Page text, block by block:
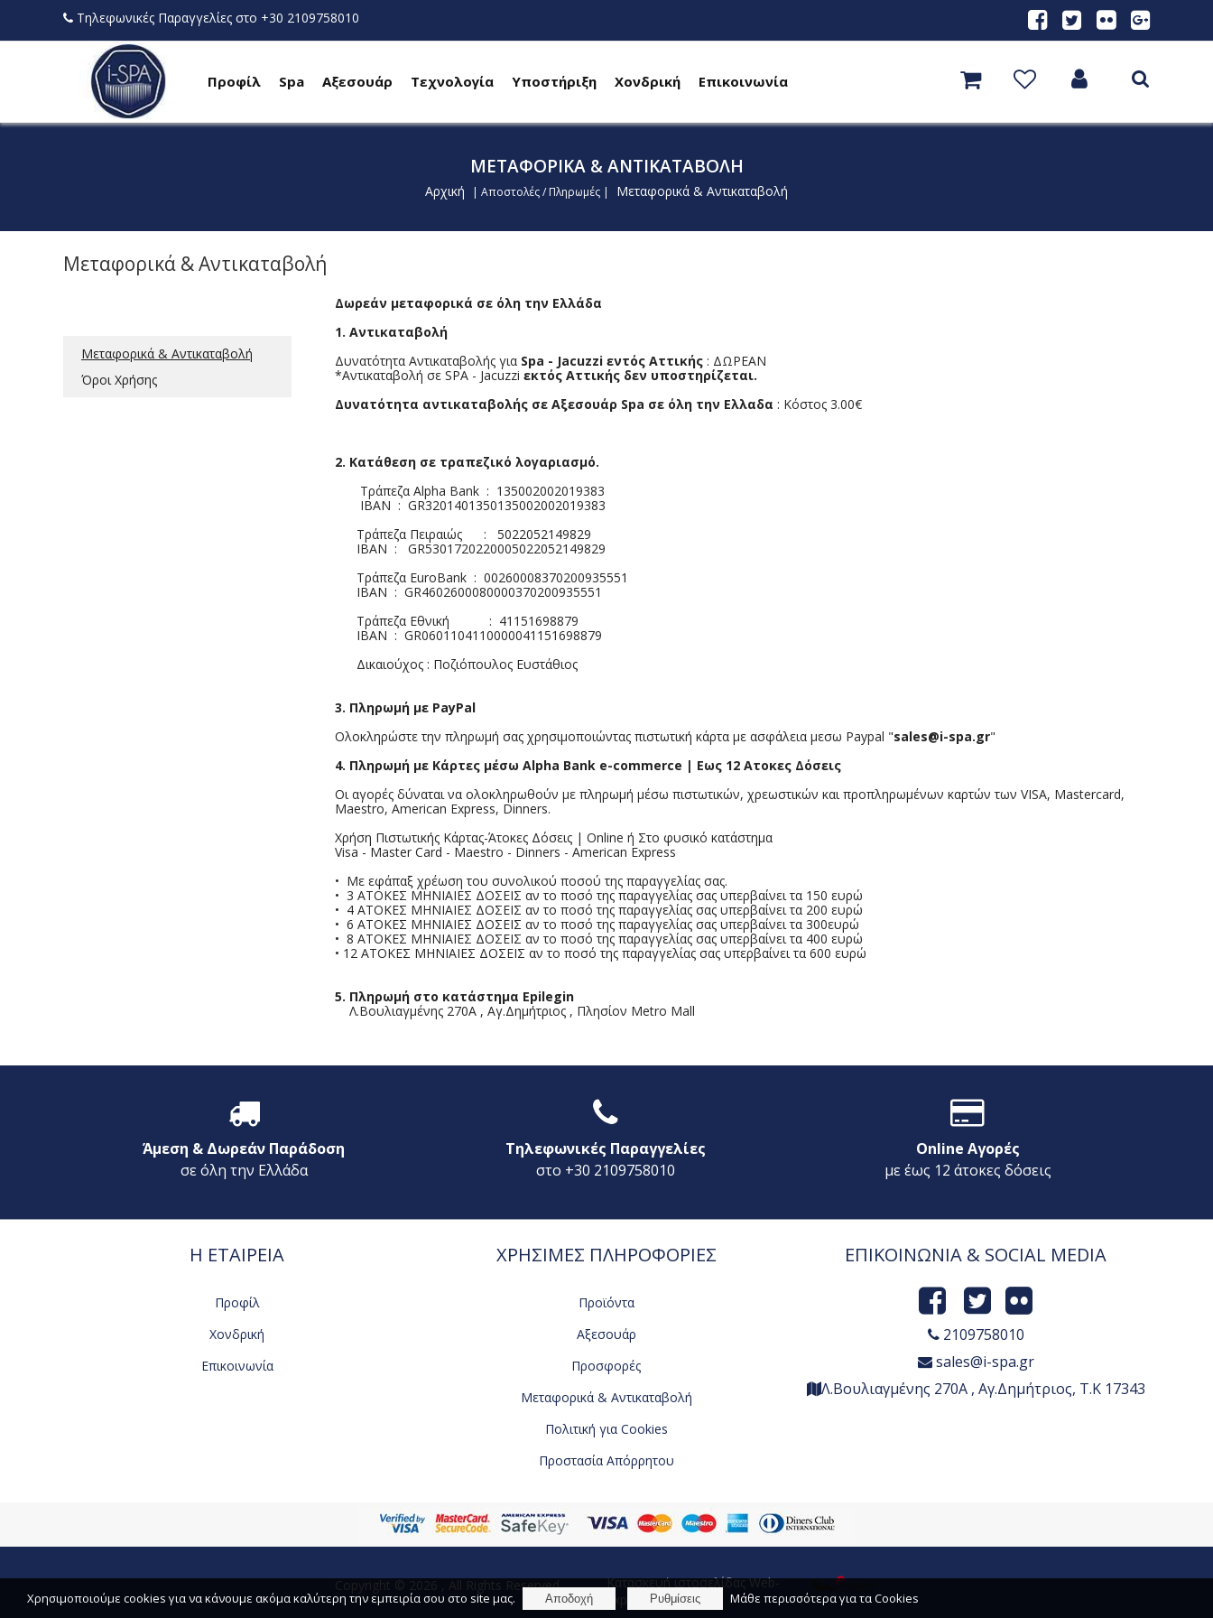
Προφίλ Spa Αξεσουάρ Τεχνολογία Υποστήριξη Χονδρική Επικοινωνία
ΜΕΤΑΦΟΡΙΚΆ & ΑΝΤΙΚΑΤΑΒΟΛΉ
Αρχική | Αποστολές / Πληρωμές | Μεταφορικά & Αντικαταβολή
Μεταφορικά & Αντικαταβολή
Μεταφορικά & Αντικαταβολή
Όροι Χρήσης
Δωρεάν μεταφορικά σε όλη την Ελλάδα
1. Αντικαταβολή
Δυνατότητα Αντικαταβολής για Spa - Jacuzzi εντός Αττικής: ΔΩΡΕΑΝ
*Αντικαταβολή σε SPA - Jacuzzi εκτός Αττικής δεν υποστηρίζεται.
Δυνατότητα αντικαταβολής σε Αξεσουάρ Spa σε όλη την Ελλαδα : Κόστος 3.00€
2. Κατάθεση σε τραπεζικό λογαριασμό.
Τράπεζα Alpha Bank : 135002002019383
IBAN : GR3201401350135002002019383
Τράπεζα Πειραιώς : 5022052149829
IBAN : GR5301720220005022052149829
Τράπεζα EuroBank : 00260008370200935551
IBAN : GR4602600080000370200935551
Τράπεζα Εθνική : 41151698879
IBAN : GR0601104110000041151698879
Δικαιούχος : Ποζιόπουλος Ευστάθιος
3. Πληρωμή με PayPal
Ολοκληρώστε την πληρωμή σας χρησιμοποιώντας πιστωτική κάρτα με ασφάλεια μεσω Paypal "sales@i-spa.gr"
4. Πληρωμή με Κάρτες μέσω Alpha Bank e-commerce | Εως 12 Ατοκες Δόσεις
Οι αγορές δύναται να ολοκληρωθούν με πληρωμή μέσω πιστωτικών, χρεωστικών και προπληρωμένων καρτών των VISA, Mastercard,
Maestro, American Express, Dinners.
Χρήση Πιστωτικής Κάρτας-Άτοκες Δόσεις | Online ή Στο φυσικό κατάστημα
Visa - Master Card - Maestro - Dinners - American Express
• Με εφάπαξ χρέωση του συνολικού ποσού της παραγγελίας σας.
• 3 ΑΤΟΚΕΣ ΜΗΝΙΑΙΕΣ ΔΟΣΕΙΣ αν το ποσό της παραγγελίας σας υπερβαίνει τα 150 ευρώ
• 4 ΑΤΟΚΕΣ ΜΗΝΙΑΙΕΣ ΔΟΣΕΙΣ αν το ποσό της παραγγελίας σας υπερβαίνει τα 200 ευρώ
• 6 ΑΤΟΚΕΣ ΜΗΝΙΑΙΕΣ ΔΟΣΕΙΣ αν το ποσό της παραγγελίας σας υπερβαίνει τα 300ευρώ
• 8 ΑΤΟΚΕΣ ΜΗΝΙΑΙΕΣ ΔΟΣΕΙΣ αν το ποσό της παραγγελίας σας υπερβαίνει τα 400 ευρώ
• 12 ΑΤΟΚΕΣ ΜΗΝΙΑΙΕΣ ΔΟΣΕΙΣ αν το ποσό της παραγγελίας σας υπερβαίνει τα 600 ευρώ
5. Πληρωμή στο κατάστημα Epilegin
Λ.Βουλιαγμένης 270Α , Αγ.Δημήτριος , Πλησίον Metro Mall
Άμεση & Δωρεάν Παράδοση
σε όλη την Ελλάδα
Τηλεφωνικές Παραγγελίες
στο +30 2109758010
Online Αγορές
με έως 12 άτοκες δόσεις
Η ΕΤΑΙΡΕΙΑ
Προφίλ
Χονδρική
Επικοινωνία
ΧΡΗΣΙΜΕΣ ΠΛΗΡΟΦΟΡΙΕΣ
Προϊόντα
Αξεσουάρ
Προσφορές
Μεταφορικά & Αντικαταβολή
Πολιτική για Cookies
Προστασία Απόρρητου
ΕΠΙΚΟΙΝΩΝΙΑ & SOCIAL MEDIA
2109758010
sales@i-spa.gr
Λ.Βουλιαγμένης 270Α , Αγ.Δημήτριος, Τ.Κ 17343
Copyright © 2026 , All Rights Reserved.
Κατασκευή ιστοσελίδας Web-
Experts
Τηλεφωνικές Παραγγελίες στο +30 2109758010
Χρησιμοποιούμε cookies για να κάνουμε ακόμα καλύτερη την εμπειρία σου στο site μας. Αποδοχή Ρυθμίσεις Μάθε περισσότερα για τα Cookies